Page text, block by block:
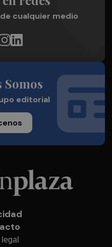
cualquier medio
Somos
editorial